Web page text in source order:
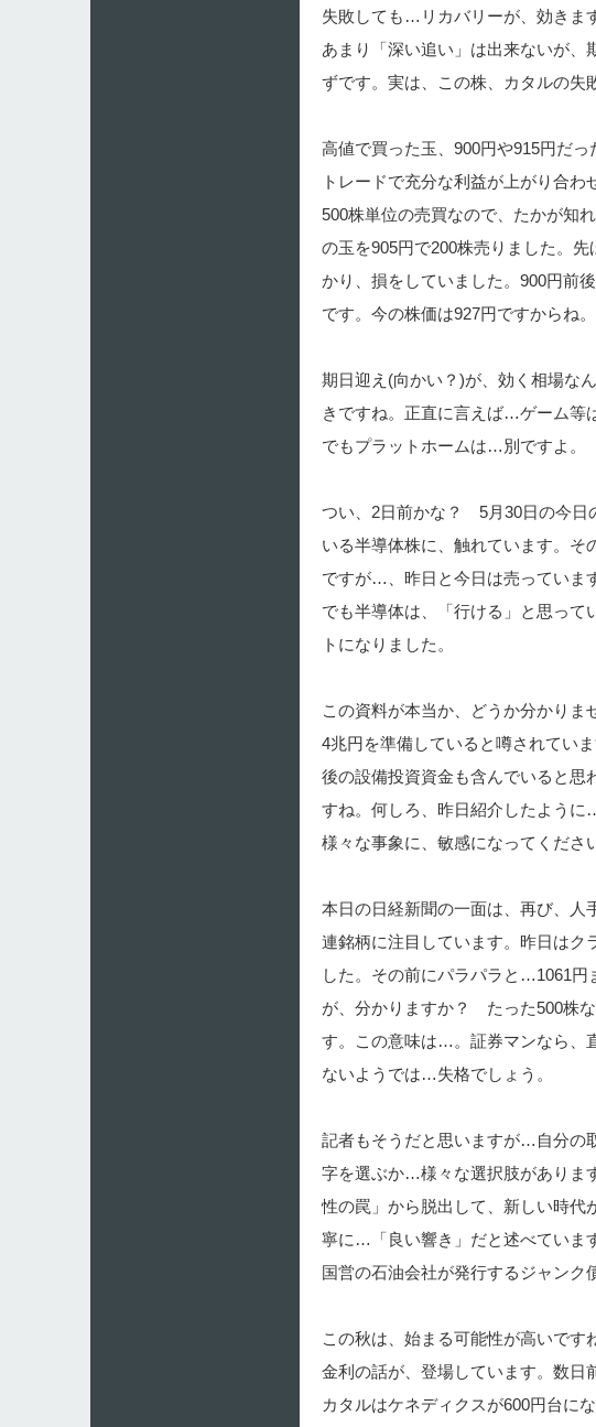
失敗しても…リカバリーが、効きま
あまり「深い追い」は出来ないが
ずです。実は、この株、カタルの失
高値で買った玉、900円や915円だ
トレードで充分な利益が上がり合
500株単位の売買なので、たかが知
の玉を905円で200株売りました。
かり、損をしていました。900円前
です。今の株価は927円ですからね
期日迎え(向かい？)が、効く相場な
きですね。正直に言えば…ゲーム等
でもプラットホームは…別ですよ。
つい、2日前かな？ 5月30日の今日
いる半導体株に、触れています。
ですが…、昨日と今日は売っていま
でも半導体は、「行ける」と思って
トになりました。
この資料が本当か、どうか分かり
4兆円を準備していると噂されてい
後の設備投資資金も含んでいると
すね。何しろ、昨日紹介したよう
様々な事象に、敏感になってくださ
本日の日経新聞の一面は、再び、人
連銘柄に注目しています。昨日はク
した。その前にパラパラと…1061円
が、分かりますか？ たった500株
す。この意味は…。証券マンなら、
ないようでは…失格でしょう。
記者もそうだと思いますが…自分の
字を選ぶか…様々な選択肢がありま
性の罠」から脱出して、新しい時代
寧に…「良い響き」だと述べていま
国営の石油会社が発行するジャンク
この秋は、始まる可能性が高いで
金利の話が、登場しています。数日
カタルはケネディクスが600円台に